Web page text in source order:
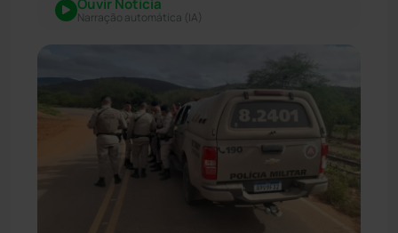
Ouvir Notícia
Narração automática (IA)